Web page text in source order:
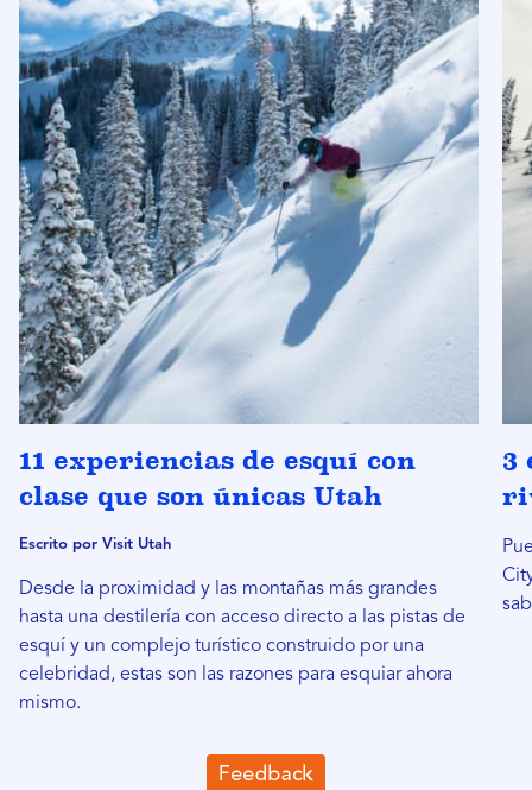
11 experiencias de esquí con
clase que son únicas Utah
Escrito por Visit Utah
Desde la proximidad y las montañas más grandes
hasta una destilería con acceso directo a las pistas de
esquí y un complejo turístico construido por una
celebridad, estas son las razones para esquiar ahora
mismo.
3